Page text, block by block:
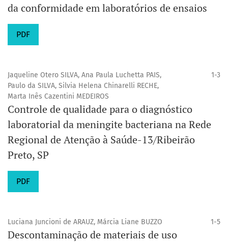
da conformidade em laboratórios de ensaios
PDF
Jaqueline Otero SILVA, Ana Paula Luchetta PAIS,
Paulo da SILVA, Silvia Helena Chinarelli RECHE,
Marta Inês Cazentini MEDEIROS
1-3
Controle de qualidade para o diagnóstico
laboratorial da meningite bacteriana na Rede
Regional de Atenção à Saúde-13/Ribeirão
Preto, SP
PDF
Luciana Juncioni de ARAUZ, Márcia Liane BUZZO 1-5
Descontaminação de materiais de uso